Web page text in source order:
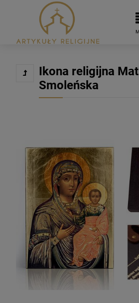
Ikona religijna
Smoleńska